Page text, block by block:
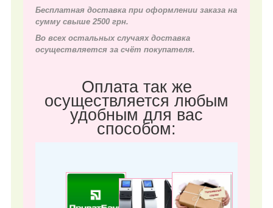
Бесплатная доставка при оформлении заказа на
сумму свыше 2500 грн.
Во всех остальных случаях доставка
осуществляется за счёт покупателя.
Оплата так же
осуществляется любым
удобным для вас
способом: